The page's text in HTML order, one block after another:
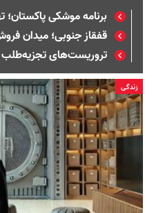
برنامه موشکی پاکستان؛
قفقاز جنوبی؛ میدان
تروریست‌های تجزیه‌طلب
زندگی